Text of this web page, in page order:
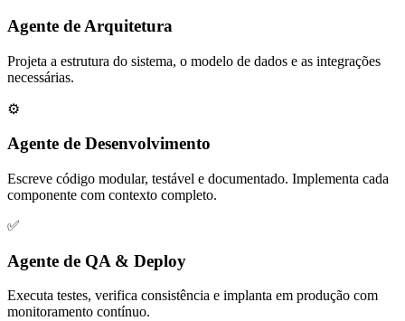
Agente de Arquitetura
Projeta a estrutura do sistema, o modelo de dados e as integrações
necessárias.
⚙️
Agente de Desenvolvimento
Escreve código modular, testável e documentado. Implementa cada
componente com contexto completo.
✅
Agente de QA & Deploy
Executa testes, verifica consistência e implanta em produção com
monitoramento contínuo.